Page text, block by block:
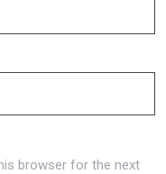
browser for the next